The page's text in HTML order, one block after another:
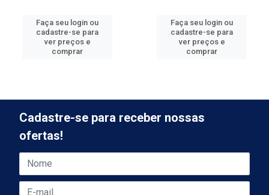
Faça seu login ou
cadastre-se para
ver preços e
comprar
Faça seu login ou
cadastre-se para
ver preços e
comprar
Cadastre-se para receber nossas
ofertas!